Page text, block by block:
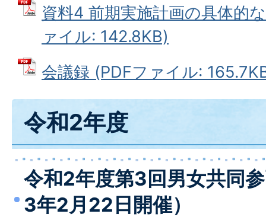
資料4 前期実施計画の具体的
ァイル: 142.8KB)
会議録 (PDFファイル:
令和2年度
令和2年度第3回男女共同
3年2月22日開催）